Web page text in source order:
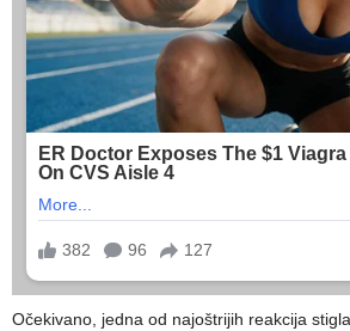
Očekivano, jedna od najoštrijih reakcija